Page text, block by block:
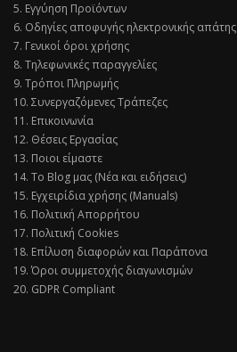
5. Εγγύηση Προϊόντων
6. Οδηγίες αποφυγής ηλεκτρονικής απάτης
7. Γενικοί όροι χρήσης
8. Τηλεφωνικές παραγγελίες
9. Τρόποι Πληρωμής
10. Συνεργαζόμενες Τράπεζες
11. Επικοινωνία
12. Θέσεις Εργασίας
13. Ποιοι είμαστε
14. Το Blog μας (Νέα και ειδήσεις)
15. Εγχειρίδια χρήσης (Manuals)
16. Πολιτική Απορρήτου
17. Πολιτική Cookies
18. Επίλυση διαφορών και Παράπονα
19. Όροι συμμετοχής διαγωνισμών
20. GDPR Compliant